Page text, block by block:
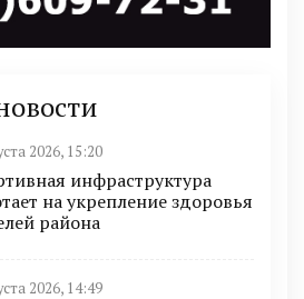
2026, 15:20
инфраструктура
на укрепление здоровья
района
2026, 14:49